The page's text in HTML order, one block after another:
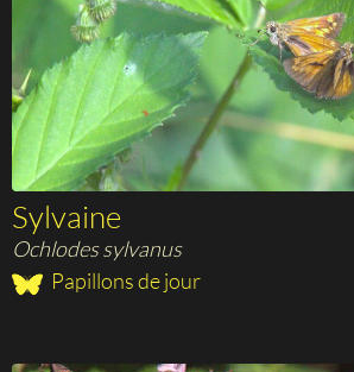
Sylvaine
Ochlodes sylvanus
Papillons de jour